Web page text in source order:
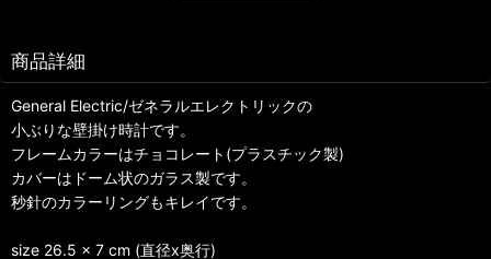
商品詳細
General Electric/ゼネラルエレクトリックの
小ぶりな壁掛け時計です。
フレームカラーはチョコレート(プラスチック製)
カバーはドーム状のガラス製です。
秒針のカラーリングもキレイです。
size 26.5 x 7 cm (直径x奥行)